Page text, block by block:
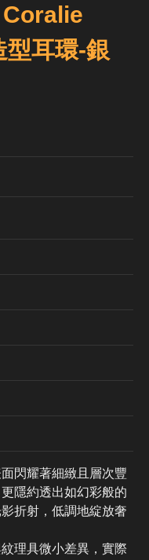
型耳環-銀
閃耀著細緻且層次豐
隱約透出如幻彩般的
折射，低調地綻放奢
理具微小差異，實際